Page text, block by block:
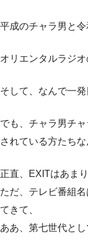
平成のチャラ男と令
オリエンタルラジ
そして、なんで一
でも、チャラ男チ
されている方たち
正直、EXITはあま
ただ、テレビ番組
てきて、
ああ、第七世代と